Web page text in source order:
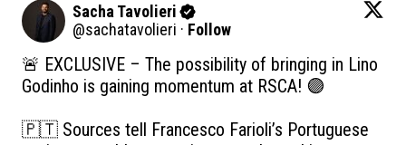
Sacha Tavolieri
@sachatavolieri · Follow
🚨 EXCLUSIVE – The possibility of bringing in Lino
Godinho is gaining momentum at RSCA! 🟣
🇵🇹 Sources tell Francesco Farioli’s Portuguese